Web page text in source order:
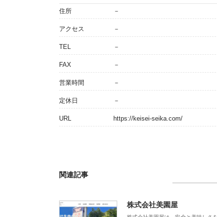
住所 －
アクセス －
TEL －
FAX －
営業時間 －
定休日 －
URL https://keisei-seika.com/
関連記事
株式会社美園屋